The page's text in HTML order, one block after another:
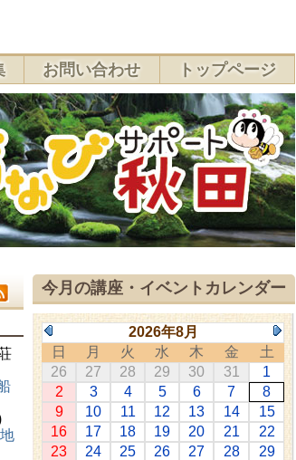
お問い合わせ トップページ
今月の講座・イベントカレンダー
2026年8月
日
月 火 水 木 金
土
26
27 28 29 30 31
1
2
3 4 5 6 7
8
9
10 11 12 13 14
15
16
17 18 19 20 21
22
23
24 25 26 27 28
29